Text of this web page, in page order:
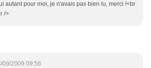
autant pour moi, je n'avais pas bien lu, merci !<br
/>
09/2009 09:56